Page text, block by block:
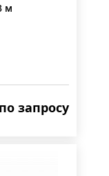
м
по запросу